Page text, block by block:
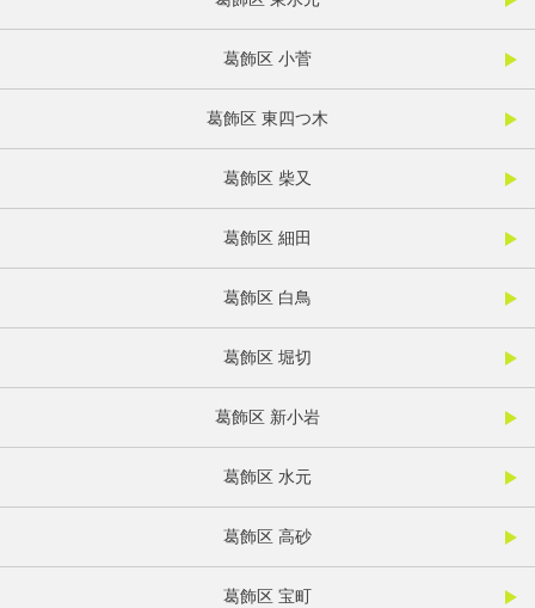
葛飾区 小菅
葛飾区 東四つ木
葛飾区 柴又
葛飾区 細田
葛飾区 白鳥
葛飾区 堀切
葛飾区 新小岩
葛飾区 水元
葛飾区 高砂
葛飾区 宝町